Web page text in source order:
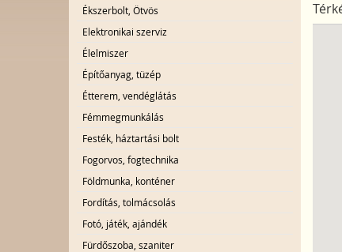
Ékszerbolt, Ötvös
Elektronikai szerviz
Élelmiszer
Építőanyag, tüzép
Étterem, vendéglátás
Fémmegmunkálás
Festék, háztartási bolt
Fogorvos, fogtechnika
Földmunka, konténer
Fordítás, tolmácsolás
Fotó, játék, ajándék
Fürdőszoba, szaniter